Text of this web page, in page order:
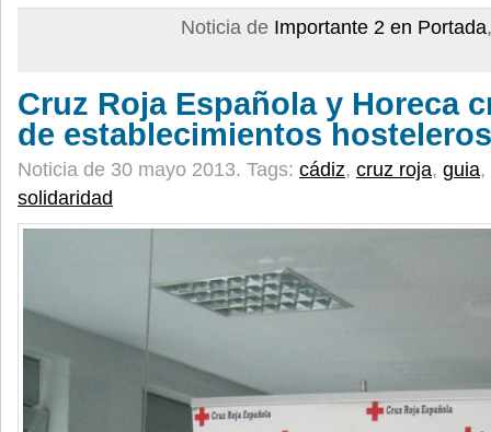
Noticia de Importante 2 en Portada
Cruz Roja Española y Horeca
de establecimientos
Noticia de 30 mayo 2013. Tags: cádiz, cruz roja, guia,
solidaridad